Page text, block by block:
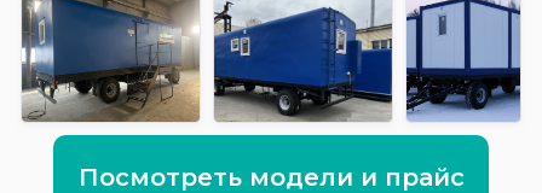
Посмотреть модели и прайс